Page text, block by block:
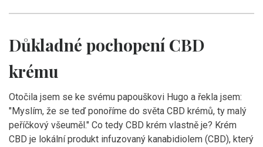
Důkladné pochopení CBD
krému
Otočila jsem se ke svému papouškovi Hugo a řekla jsem:
"Myslím, že se teď ponoříme do světa CBD krémů, ty malý
peříčkový všeuměl." Co tedy CBD krém vlastně je? Krém
CBD je lokální produkt infuzovaný kanabidiolem (CBD), který